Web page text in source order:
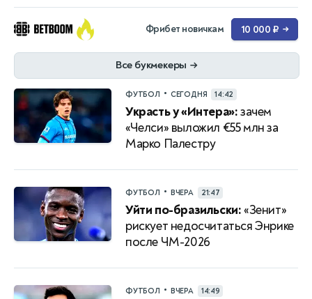
Фрибет новичкам 10 000 ₽ →
Все букмекеры →
ФУТБОЛ • СЕГОДНЯ 14:42
Украсть у «Интера»:зачем
«Челси» выложил €55 млн за
Марко Палестру
ФУТБОЛ • ВЧЕРА 21:47
Уйти по-бразильски:«Зенит»
рискует недосчитаться Энрике
после ЧМ-2026
ФУТБОЛ • ВЧЕРА 14:49